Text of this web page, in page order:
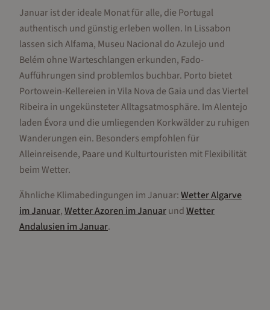
Januar ist der ideale Monat für alle, die Portugal
authentisch und günstig erleben wollen. In Lissabon
lassen sich Alfama, Museu Nacional do Azulejo und
Belém ohne Warteschlangen erkunden, Fado-
Aufführungen sind problemlos buchbar. Porto bietet
Portowein-Kellereien in Vila Nova de Gaia und das Viertel
Ribeira in ungekünsteter Alltagsatmosphäre. Im Alentejo
laden Évora und die umliegenden Korkwälder zu ruhigen
Wanderungen ein. Besonders empfohlen für
Alleinreisende, Paare und Kulturtouristen mit Flexibilität
beim Wetter.
Ähnliche Klimabedingungen im Januar:WetterAlgarve
imJanuar,WetterAzoren imJanuarundWetter
Andalusien imJanuar.